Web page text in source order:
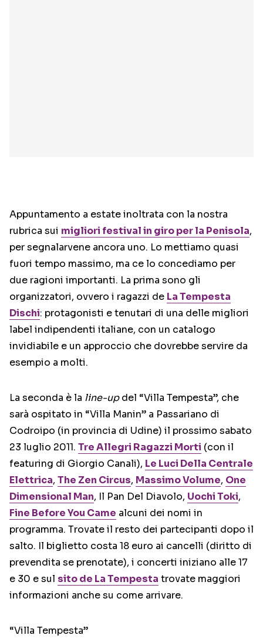
Appuntamento a estate inoltrata con la nostra
rubrica sui migliori festival in giro per la Penisola,
per segnalarvene ancora uno. Lo mettiamo quasi
fuori tempo massimo, ma ce lo concediamo per
due ragioni importanti. La prima sono gli
organizzatori, ovvero i ragazzi de La Tempesta
Dischi: protagonisti e tenutari di una delle migliori
label indipendenti italiane, con un catalogo
invidiabile e un approccio che dovrebbe servire da
esempio a molti.
La seconda è la line-updel “Villa Tempesta”, che
sarà ospitato in “Villa Manin” a Passariano di
Codroipo (in provincia di Udine) il prossimo sabato
23 luglio 2011. Tre Allegri Ragazzi Morti (con il
featuring di Giorgio Canali), Le Luci Della Centrale
Elettrica, The Zen Circus, Massimo Volume, One
Dimensional Man, Il Pan Del Diavolo, Uochi Toki,
Fine Before You Came alcuni dei nomi in
programma. Trovate il resto dei partecipanti dopo il
salto. Il biglietto costa 18 euro ai cancelli (diritto di
prevendita se prenotate), i concerti iniziano alle 17
e 30 e sul sito de La Tempesta trovate maggiori
informazioni anche su come arrivare.
“Villa Tempesta”